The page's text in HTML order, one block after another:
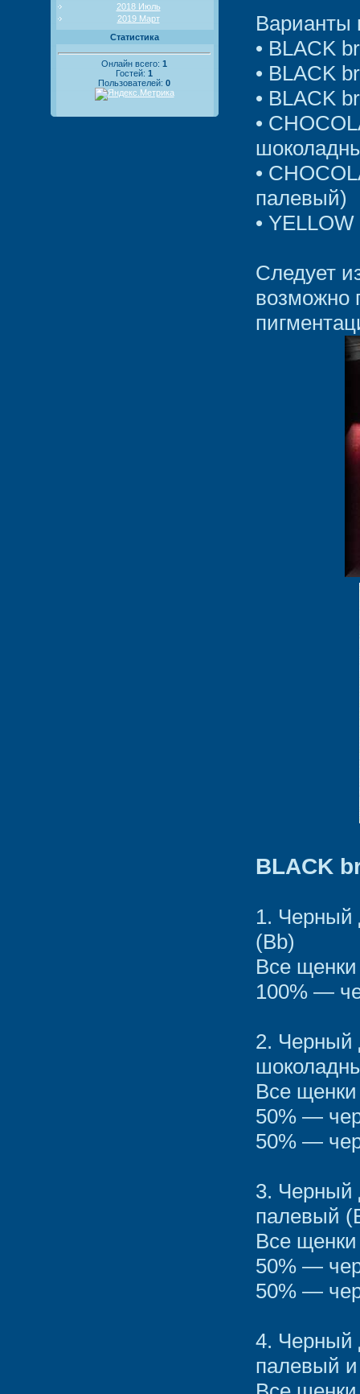
2018 Июль
2019 Март
Статистика
Онлайн всего: 1
Гостей: 1
Пользователей: 0
Варианты
• BLACK
• BLACK
• BLACK
•
•
палевый)
•
Следует
возможно
BLACK
1. Черный
(Bb)
Все
100% —
2. Черный
Все
50% —
50% —
3. Черный
палевый
Все
50% —
50% —
4. Черный
палевый